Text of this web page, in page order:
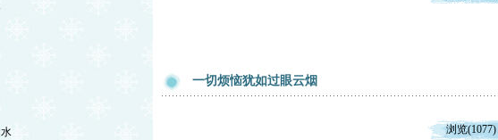
一切烦恼犹如过眼云烟
浏览(1077)